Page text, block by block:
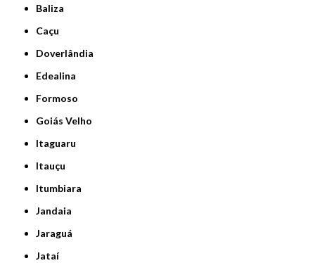
Baliza
Caçu
Doverlândia
Edealina
Formoso
Goiás Velho
Itaguaru
Itauçu
Itumbiara
Jandaia
Jaraguá
Jataí